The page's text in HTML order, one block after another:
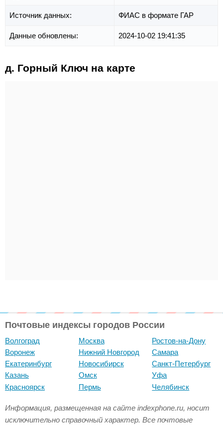
Источник данных: ФИАС в формате ГАР
Данные обновлены: 2024-10-02 19:41:35
д. Горный Ключ на карте
Почтовые индексы городов России
Волгоград
Воронеж
Екатеринбург
Казань
Красноярск
Москва
Нижний Новгород
Новосибирск
Омск
Пермь
Ростов-на-Дону
Самара
Санкт-Петербург
Уфа
Челябинск
Информация, размещенная на сайте indexphone.ru, носит
исключительно справочный характер. Все почтовые